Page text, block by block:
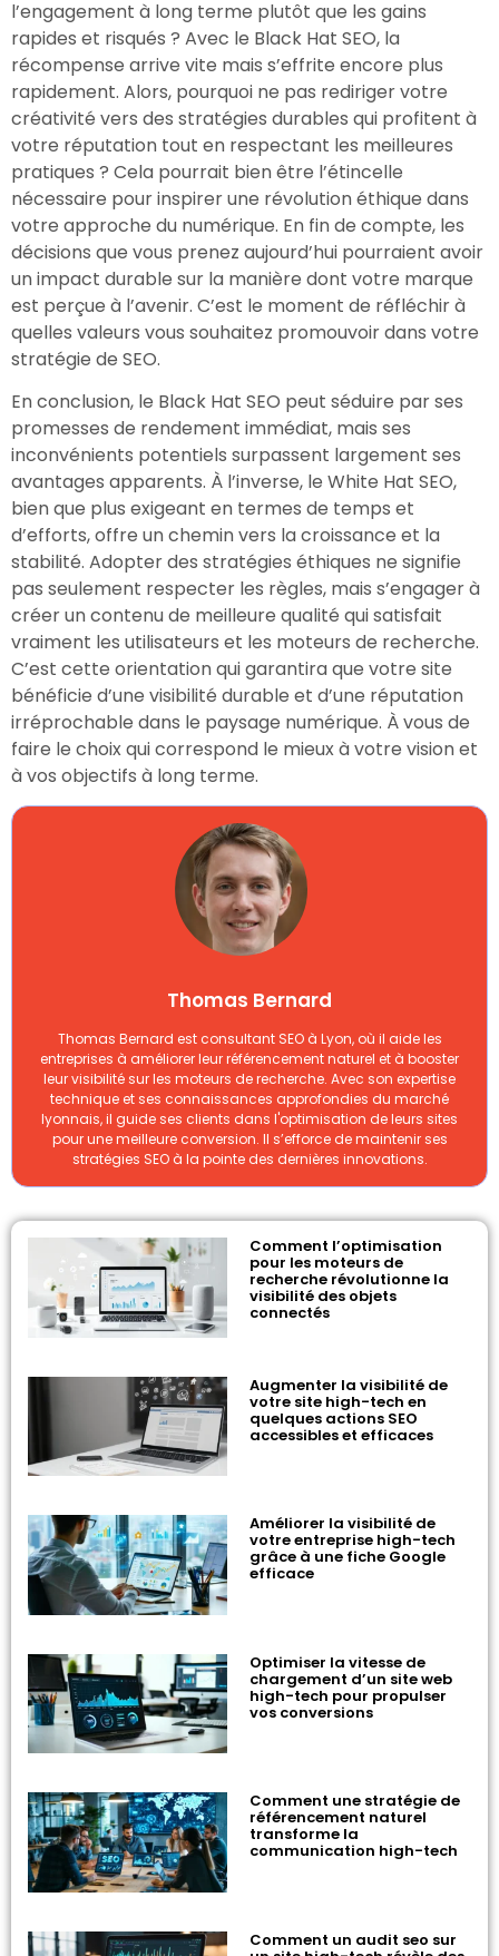
l’engagement à long terme plutôt que les gains
rapides et risqués ? Avec le Black Hat SEO, la
récompense arrive vite mais s’effrite encore plus
rapidement. Alors, pourquoi ne pas rediriger votre
créativité vers des stratégies durables qui profitent à
votre réputation tout en respectant les meilleures
pratiques ? Cela pourrait bien être l’étincelle
nécessaire pour inspirer une révolution éthique dans
votre approche du numérique. En fin de compte, les
décisions que vous prenez aujourd’hui pourraient avoir
un impact durable sur la manière dont votre marque
est perçue à l’avenir. C’est le moment de réfléchir à
quelles valeurs vous souhaitez promouvoir dans votre
stratégie de SEO.
En conclusion, le Black Hat SEO peut séduire par ses
promesses de rendement immédiat, mais ses
inconvénients potentiels surpassent largement ses
avantages apparents. À l’inverse, le White Hat SEO,
bien que plus exigeant en termes de temps et
d’efforts, offre un chemin vers la croissance et la
stabilité. Adopter des stratégies éthiques ne signifie
pas seulement respecter les règles, mais s’engager à
créer un contenu de meilleure qualité qui satisfait
vraiment les utilisateurs et les moteurs de recherche.
C’est cette orientation qui garantira que votre site
bénéficie d’une visibilité durable et d’une réputation
irréprochable dans le paysage numérique. À vous de
faire le choix qui correspond le mieux à votre vision et
à vos objectifs à long terme.
Thomas Bernard
Thomas Bernard est consultant SEO à Lyon, où il aide les
entreprises à améliorer leur référencement naturel et à booster
leur visibilité sur les moteurs de recherche. Avec son expertise
technique et ses connaissances approfondies du marché
lyonnais, il guide ses clients dans l'optimisation de leurs sites
pour une meilleure conversion. Il s’efforce de maintenir ses
stratégies SEO à la pointe des dernières innovations.
Comment l’optimisation
pour les moteurs de
recherche révolutionne la
visibilité des objets
connectés
Augmenter la visibilité de
votre site high-tech en
quelques actions SEO
accessibles et efficaces
Améliorer la visibilité de
votre entreprise high-tech
grâce à une fiche Google
efficace
Optimiser la vitesse de
chargement d’un site web
high-tech pour propulser
vos conversions
Comment une stratégie de
référencement naturel
transforme la
communication high-tech
Comment un audit seo sur